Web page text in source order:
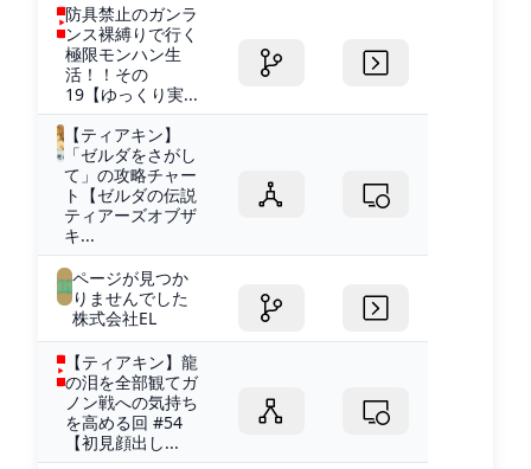
防具禁止のガンラ
ンス裸縛りで行く
極限モンハン生
活！！その
19【ゆっくり実...
【ティアキン】
「ゼルダをさがし
て」の攻略チャー
ト【ゼルダの伝説
ティアーズオブザ
キ...
ページが見つか
りませんでした
株式会社EL
【ティアキン】龍
の泪を全部観てガ
ノン戦への気持ち
を高める回 #54
【初見顔出し...